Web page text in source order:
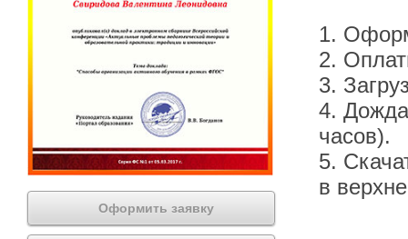
Оформить заявку
1.
2.
3.
4.
часов).
5.
в